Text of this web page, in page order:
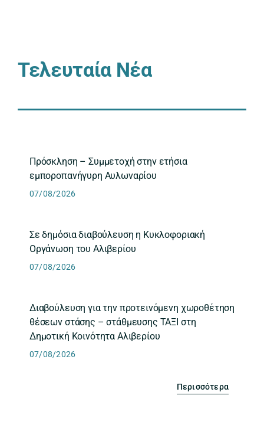
Τελευταία Νέα
Πρόσκληση – Συμμετοχή στην ετήσια
εμποροπανήγυρη Αυλωναρίου
07/08/2026
Σε δημόσια διαβούλευση η Κυκλοφοριακή
Οργάνωση του Αλιβερίου
07/08/2026
Διαβούλευση για την προτεινόμενη χωροθέτηση
θέσεων στάσης – στάθμευσης ΤΑΞΙ στη
Δημοτική Κοινότητα Αλιβερίου
07/08/2026
Περισσότερα